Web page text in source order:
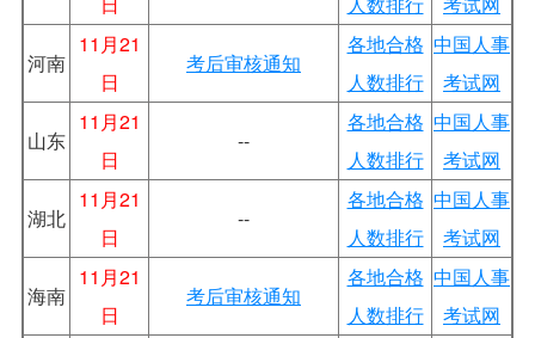
河南
11月21
日
考后审核通知
各地合格
人数排行
中国人事
考试网
山东
11月21
日
--
各地合格
人数排行
中国人事
考试网
湖北
11月21
日
--
各地合格
人数排行
中国人事
考试网
海南
11月21
日
考后审核通知
各地合格
人数排行
中国人事
考试网